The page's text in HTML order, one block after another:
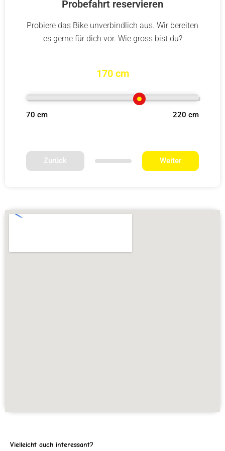
Probefahrt reservieren
Probiere das Bike unverbindlich aus. Wir bereiten
es gerne für dich vor. Wie gross bist du?
170 cm
70 cm 220 cm
Zurück Weiter
Vielleicht auch interessant?